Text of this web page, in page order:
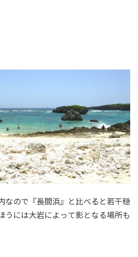
なので『長間浜』と比べると若干穏
うには大岩によって影となる場所も